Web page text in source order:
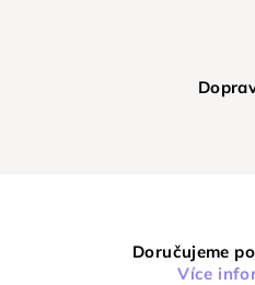
Doručujeme
Více